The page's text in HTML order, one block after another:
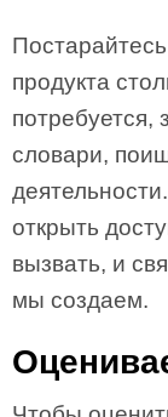
продукта
потребуется,
словари,
открыть
вызвать, и
мы создаем.